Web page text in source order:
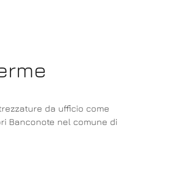
da ufficio come
Banconote nel comune di